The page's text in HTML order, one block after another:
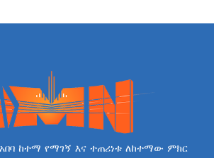
ከተማ የማገኝ እና ተጠሪነቱ ለከተማው ምክር